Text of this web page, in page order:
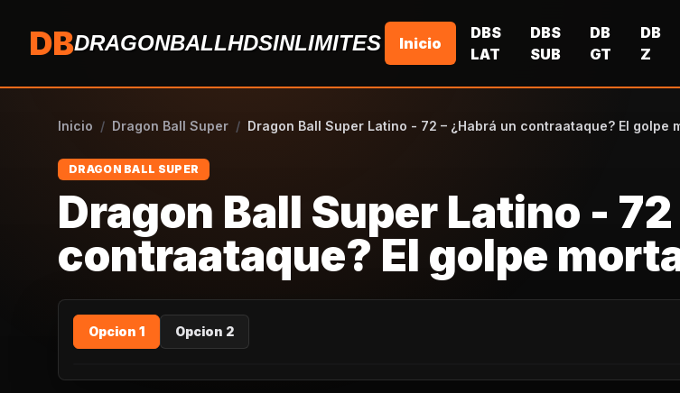
DBDRAGONBALLHDSINLIMITES Inicio
DBS
LAT
DBS
SUB
DB
GT
DB
Z
Inicio / Dragon Ball Super / Dragon Ball Super Latino - 72 – ¿Habrá un contraataque? El golpe
DRAGON BALL SUPER
Dragon Ball Super Latino -
contraataque? El golpe
Opcion 1 Opcion 2